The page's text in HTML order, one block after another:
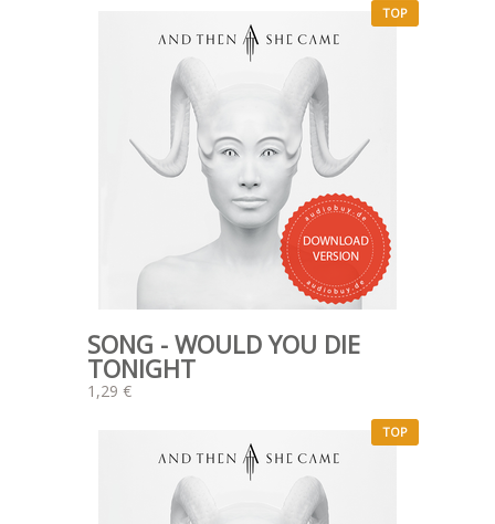
TOP
SONG - WOULD YOU DIE
TONIGHT
1,29 €
TOP